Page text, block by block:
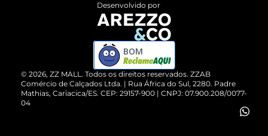
ZZ MALL é confiável
Cartão Presente
Vendas Corporativas
Devolução do Produto
Compre pelo WhatsApp
© 2026, ZZ MALL. Todos os direitos reservados. ZZAB
Comércio de Calçados Ltda. | Rua África do Sul, 2280. Padre
Mathias, Cariacica/ES. CEP: 29157-900 | CNPJ: 07.900.208/0077-
04
Desenvolvido por
BOM